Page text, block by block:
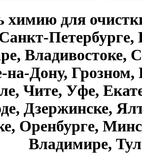
химию для
Петербурге,
Владивостоке,
на-Дону,
Чите, Уфе,
Дзержинске,
Оренбурге,
Владимире,